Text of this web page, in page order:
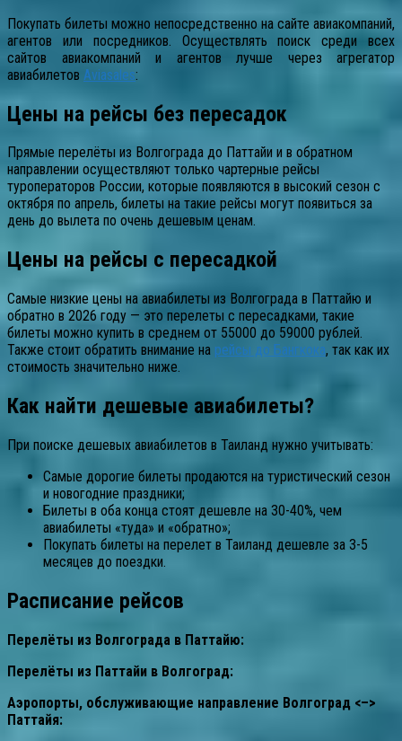
Покупать билеты можно непосредственно на сайте авиакомпаний,
агентов или посредников. Осуществлять поиск среди всех
сайтов авиакомпаний и агентов лучше через агрегатор
авиабилетов Aviasales:
Цены на рейсы без пересадок
Прямые перелёты из Волгограда до Паттайи и в обратном
направлении осуществляют только чартерные рейсы
туроператоров России, которые появляются в высокий сезон с
октября по апрель, билеты на такие рейсы могут появиться за
день до вылета по очень дешевым ценам.
Цены на рейсы с пересадкой
Самые низкие цены на авиабилеты из Волгограда в Паттайю и
обратно в 2026 году — это перелеты с пересадками, такие
билеты можно купить в среднем от 55000 до 59000 рублей.
Также стоит обратить внимание на рейсы до Бангкока, так как их
стоимость значительно ниже.
Как найти дешевые авиабилеты?
При поиске дешевых авиабилетов в Таиланд нужно учитывать:
Самые дорогие билеты продаются на туристический сезон
и новогодние праздники;
Билеты в оба конца стоят дешевле на 30-40%, чем
авиабилеты «туда» и «обратно»;
Покупать билеты на перелет в Таиланд дешевле за 3-5
месяцев до поездки.
Расписание рейсов
Перелёты из Волгограда в Паттайю:
Перелёты из Паттайи в Волгоград:
Аэропорты, обслуживающие направление Волгоград <–>
Паттайя: